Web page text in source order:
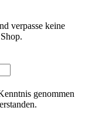
verpasse keine
genommen